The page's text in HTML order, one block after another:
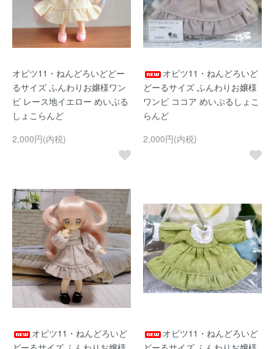
オビツ11・ねんどろいどどー
るサイズ ふんわりお嬢様ワン
ピ レース地イエロー めいぷる
しょこらんど
2,000円(内税)
オビツ11・ねんどろいど
どーるサイズ ふんわりお嬢様
ワンピ ココア めいぷるしょこ
らんど
2,000円(内税)
オビツ11・ねんどろいど
オビツ11・ねんどろいど